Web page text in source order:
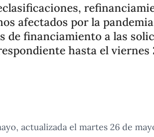
afectados por la
de financiamiento a las
hasta el viernes
actualizada el martes 26 de